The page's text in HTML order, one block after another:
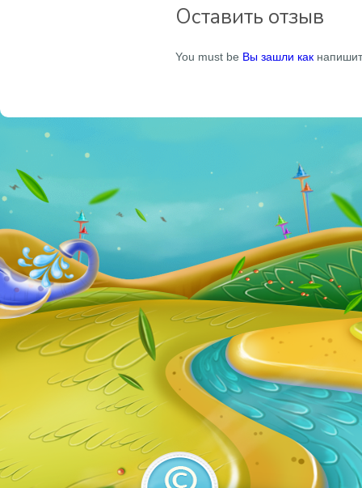
Оставить отзыв
You must be Вы зашли как